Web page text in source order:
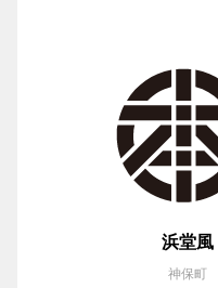
浜堂風
神保町